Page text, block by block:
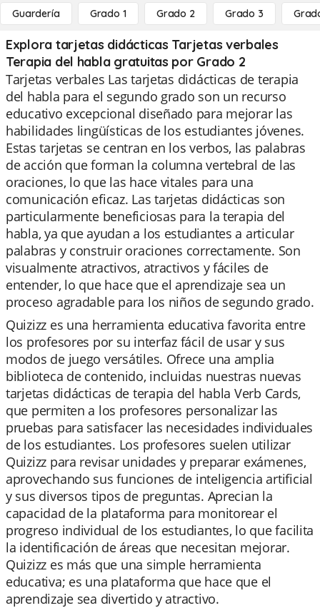
Guardería Grado 1 Grado 2 Grado 3
Explora tarjetas didácticas Tarjetas verbales
Terapia del habla gratuitas por Grado 2
Tarjetas verbales Las tarjetas didácticas de terapia
del habla para el segundo grado son un recurso
educativo excepcional diseñado para mejorar las
habilidades lingüísticas de los estudiantes jóvenes.
Estas tarjetas se centran en los verbos, las palabras
de acción que forman la columna vertebral de las
oraciones, lo que las hace vitales para una
comunicación eficaz. Las tarjetas didácticas son
particularmente beneficiosas para la terapia del
habla, ya que ayudan a los estudiantes a articular
palabras y construir oraciones correctamente. Son
visualmente atractivos, atractivos y fáciles de
entender, lo que hace que el aprendizaje sea un
proceso agradable para los niños de segundo grado.
Quizizz es una herramienta educativa favorita entre
los profesores por su interfaz fácil de usar y sus
modos de juego versátiles. Ofrece una amplia
biblioteca de contenido, incluidas nuestras nuevas
tarjetas didácticas de terapia del habla Verb Cards,
que permiten a los profesores personalizar las
pruebas para satisfacer las necesidades individuales
de los estudiantes. Los profesores suelen utilizar
Quizizz para revisar unidades y preparar exámenes,
aprovechando sus funciones de inteligencia artificial
y sus diversos tipos de preguntas. Aprecian la
capacidad de la plataforma para monitorear el
progreso individual de los estudiantes, lo que facilita
la identificación de áreas que necesitan mejorar.
Quizizz es más que una simple herramienta
educativa; es una plataforma que hace que el
aprendizaje sea divertido y atractivo.